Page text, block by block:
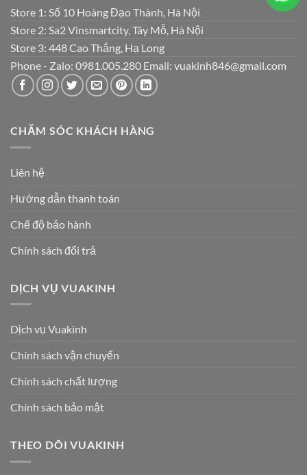
Store 1: Số 10 Hoàng Đạo Thành, Hà Nội
Store 2: Sa2 Vinsmartcity, Tây Mỗ, Hà Nội
Store 3: 448 Cao Thắng, Hạ Long
Phone - Zalo: 0981.005.280 Email: vuakinh846@gmail.com
CHĂM SÓC KHÁCH HÀNG
Liên hệ
Hướng dẫn thanh toán
Chế độ bảo hành
Chính sách đổi trả
DỊCH VỤ VUAKINH
Dịch vụ Vuakinh
Chính sách vận chuyển
Chính sách chất lượng
Chính sách bảo mật
THEO DÕI VUAKINH